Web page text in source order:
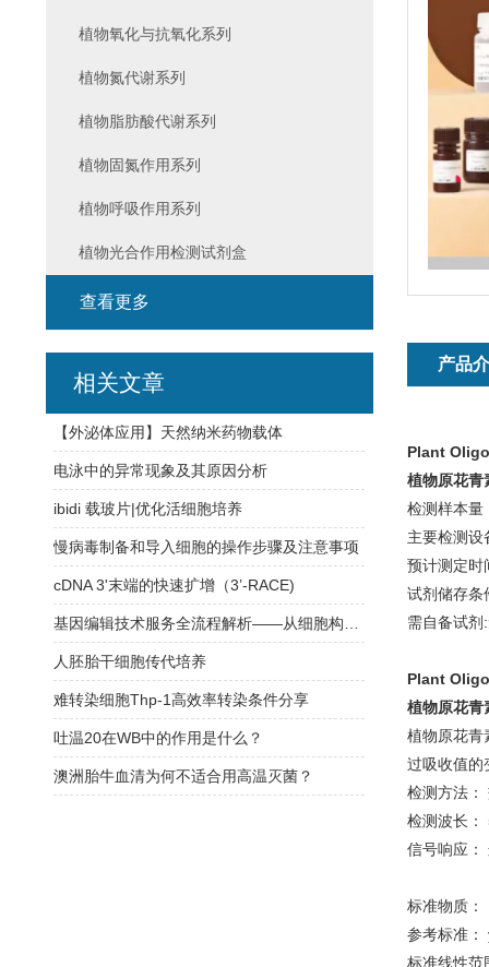
产品
Plant
植物原花青
检测样本量
主要检测设
预计测定时
试剂储存条
需自备试剂
Plant
植物原花青
植物原花青
过吸收值的
检测方法：
检测波长：
信号响应：
标准物质：
参考标准：
标准线性范
植物氧化与抗氧化系列
植物氮代谢系列
植物脂肪酸代谢系列
植物固氮作用系列
植物呼吸作用系列
植物光合作用检测试剂盒
查看更多
相关文章
【外泌体应用】天然纳米药物载体
电泳中的异常现象及其原因分析
ibidi 载玻片|优化活细胞培养
慢病毒制备和导入细胞的操作步骤及注意事项
cDNA 3'末端的快速扩增（3’-RACE)
人胚胎干细胞传代培养
难转染细胞Thp-1高效率转染条件分享
吐温20在WB中的作用是什么？
澳洲胎牛血清为何不适合用高温灭菌？